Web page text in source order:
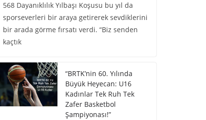
568 Dayanıklılık Yılbaşı Koşusu bu yıl da
sporseverleri bir araya getirerek sevdiklerini
bir arada görme fırsatı verdi. “Biz senden
kaçtık
“BRTK’nin 60. Yılında
Büyük Heyecan: U16
Kadınlar Tek Ruh Tek
Zafer Basketbol
Şampiyonası!”